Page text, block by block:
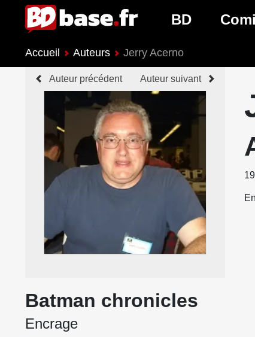
BD
Nouveautés BD
Prochaines
Genres BD
Accueil Auteurs Jerry Acerno
Auteur précédent Auteur suivant
Batman chronicles
Encrage